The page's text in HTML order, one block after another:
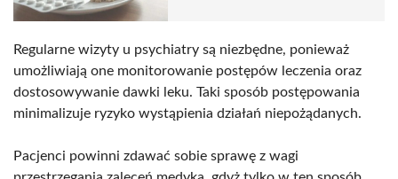
Regularne wizyty u psychiatry są niezbędne, ponieważ
umożliwiają one monitorowanie postępów leczenia oraz
dostosowywanie dawki leku. Taki sposób postępowania
minimalizuje ryzyko wystąpienia działań niepożądanych.
Pacjenci powinni zdawać sobie sprawę z wagi